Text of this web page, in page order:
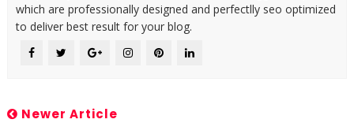
which are professionally designed and perfectlly seo optimized
to deliver best result for your blog.
Newer Article